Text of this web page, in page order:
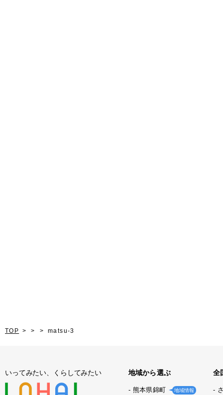
TOP matsu-3
いってみたい、くらしてみたい 地域から選ぶ
熊本県錦町 地域情報
全